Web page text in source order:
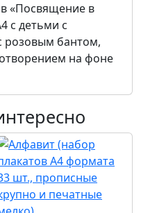
«Посвящение в
с детьми с
розовым бантом,
на фоне